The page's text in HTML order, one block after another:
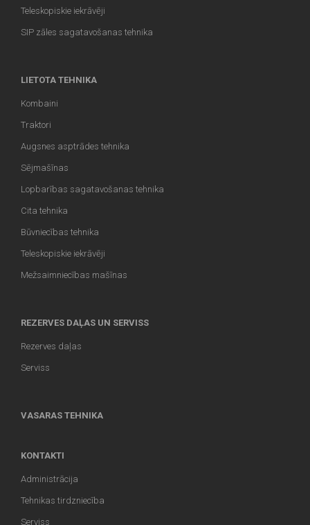
Teleskopiskie iekrāvēji
SIP zāles sagatavošanas tehnika
LIETOTA TEHNIKA
Kombaini
Traktori
Augsnes asptrādes tehnika
Sējmašīnas
Lopbarības sagatavošanas tehnika
Cita tehnika
Būvniecības tehnika
Teleskopiskie iekrāvēji
Mežsaimniecības mašīnas
REZERVES DAĻAS UN SERVISS
Rezerves daļas
Serviss
VASARAS TEHNIKA
KONTAKTI
Administrācija
Tehnikas tirdzniecība
Serviss